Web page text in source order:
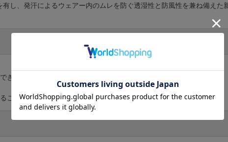
し、発汗によるウェアー内のムレを防ぐ透湿性と防風性を兼ね備えた
きるポケット付き
ことができます）